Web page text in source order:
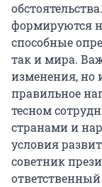
формируются
способные
так и мира.
изменения, но
правильное
тесном
странами и
условия
советник